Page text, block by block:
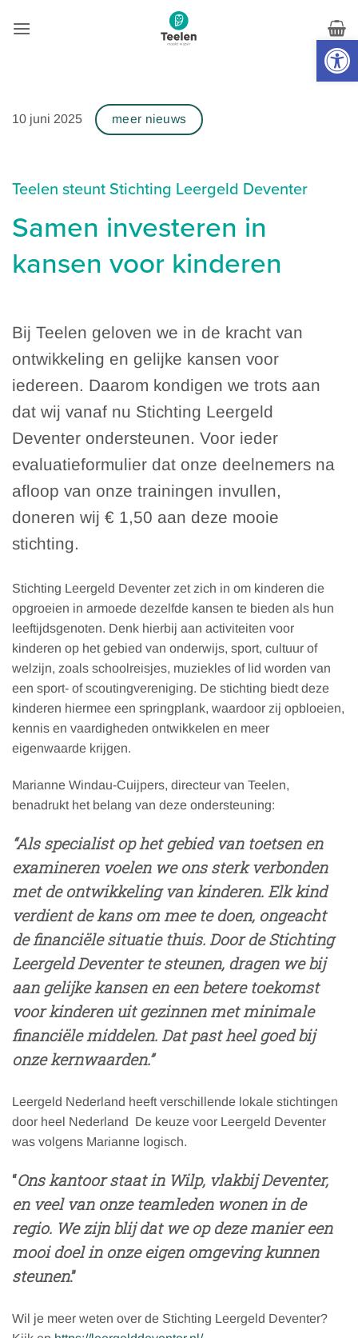
10 juni 2025 meer nieuws
Teelen steunt Stichting Leergeld Deventer
Samen investeren in
kansen voor kinderen
Bij Teelen geloven we in de kracht van
ontwikkeling en gelijke kansen voor
iedereen. Daarom kondigen we trots aan
dat wij vanaf nu Stichting Leergeld
Deventer ondersteunen. Voor ieder
evaluatieformulier dat onze deelnemers na
afloop van onze trainingen invullen,
doneren wij € 1,50 aan deze mooie
stichting.
Stichting Leergeld Deventer zet zich in om kinderen die
opgroeien in armoede dezelfde kansen te bieden als hun
leeftijdsgenoten. Denk hierbij aan activiteiten voor
kinderen op het gebied van onderwijs, sport, cultuur of
welzijn, zoals schoolreisjes, muziekles of lid worden van
een sport- of scoutingvereniging. De stichting biedt deze
kinderen hiermee een springplank, waardoor zij opbloeien,
kennis en vaardigheden ontwikkelen en meer
eigenwaarde krijgen.
Marianne Windau-Cuijpers, directeur van Teelen,
benadrukt het belang van deze ondersteuning:
“Als specialist op het gebied van toetsen en
examineren voelen we ons sterk verbonden
met de ontwikkeling van kinderen. Elk kind
verdient de kans om mee te doen, ongeacht
de financiële situatie thuis. Door de Stichting
Leergeld Deventer te steunen, dragen we bij
aan gelijke kansen en een betere toekomst
voor kinderen uit gezinnen met minimale
financiële middelen. Dat past heel goed bij
onze kernwaarden.”
Leergeld Nederland heeft verschillende lokale stichtingen
door heel Nederland De keuze voor Leergeld Deventer
was volgens Marianne logisch.
“Ons kantoor staat in Wilp, vlakbij Deventer,
en veel van onze teamleden wonen in de
regio. We zijn blij dat we op deze manier een
mooi doel in onze eigen omgeving kunnen
steunen.”
Wil je meer weten over de Stichting Leergeld Deventer?